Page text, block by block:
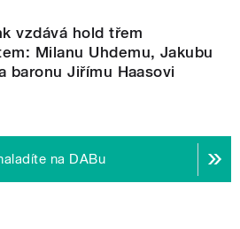
vzdává hold třem
Milanu Uhdemu, Jakubu
baronu Jiřímu Haasovi
na DABu